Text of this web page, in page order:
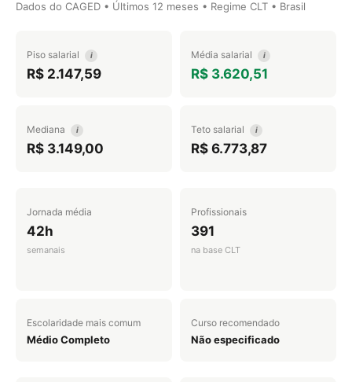
Dados do CAGED • Últimos 12 meses • Regime CLT • Brasil
Piso salarial i
R$ 2.147,59
Média salarial i
R$ 3.620,51
Mediana i
R$ 3.149,00
Teto salarial i
R$ 6.773,87
Jornada média
42h
semanais
Profissionais
391
na base CLT
Escolaridade mais comum
Médio Completo
Curso recomendado
Não especificado